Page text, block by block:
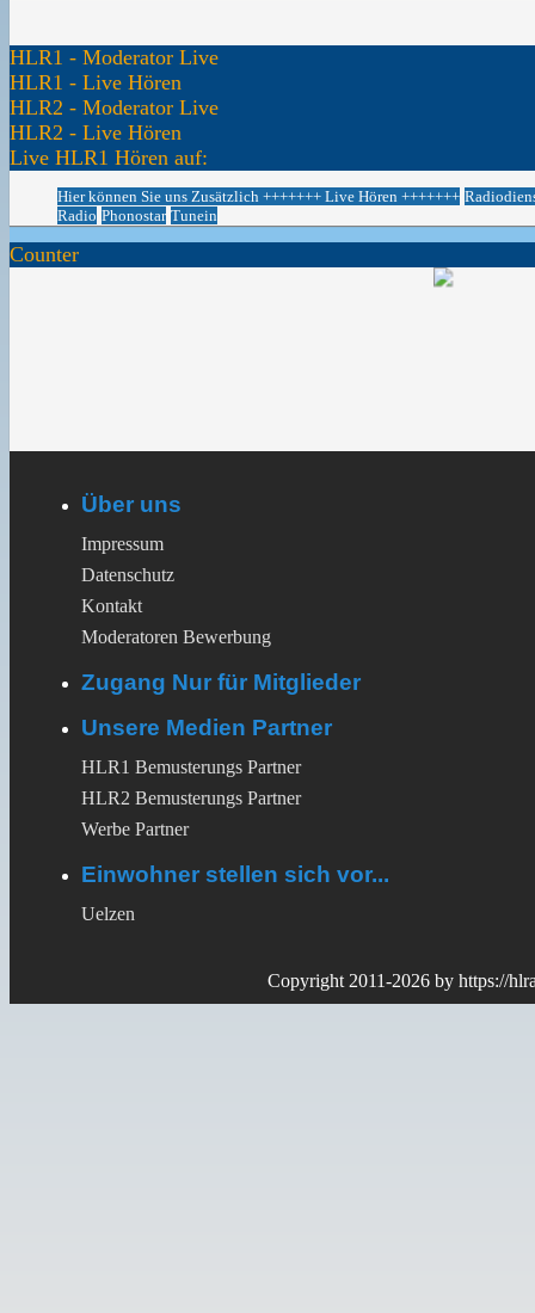
HLR1 - Moderator Live
HLR1 - Live Hören
HLR2 - Moderator Live
HLR2 - Live Hören
Live HLR1 Hören auf:
Hier können Sie uns Zusätzlich +++++++ Live Hören +++++++
Radio Phonostar Tunein
Counter
Über uns
Impressum
Datenschutz
Kontakt
Moderatoren Bewerbung
Zugang Nur für Mitglieder
Unsere Medien Partner
HLR1 Bemusterungs Partner
HLR2 Bemusterungs Partner
Werbe Partner
Einwohner stellen sich vor...
Uelzen
Copyright 2011-2026 by https://